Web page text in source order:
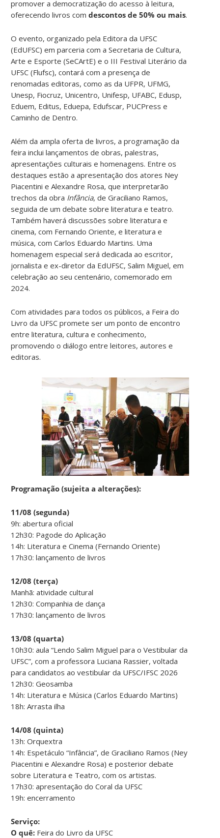
promover a democratização do acesso à leitura,
oferecendo livros comdescontos de 50% ou mais.
O evento, organizado pela Editora da UFSC
(EdUFSC) em parceria com a Secretaria de Cultura,
Arte e Esporte (SeCArtE) e o III Festival Literário da
UFSC (Flufsc), contará com a presença de
renomadas editoras, como as da UFPR, UFMG,
Unesp, Fiocruz, Unicentro, Unifesp, UFABC, Edusp,
Eduem, Editus, Eduepa, Edufscar, PUCPress e
Caminho de Dentro.
Além da ampla oferta de livros, a programação da
feira inclui lançamentos de obras, palestras,
apresentações culturais e homenagens. Entre os
destaques estão a apresentação dos atores Ney
Piacentini e Alexandre Rosa, que interpretarão
trechos da obra Infância, de Graciliano Ramos,
seguida de um debate sobre literatura e teatro.
Também haverá discussões sobre literatura e
cinema, com Fernando Oriente, e literatura e
música, com Carlos Eduardo Martins. Uma
homenagem especial será dedicada ao escritor,
jornalista e ex-diretor da EdUFSC, Salim Miguel, em
celebração ao seu centenário, comemorado em
2024.
Com atividades para todos os públicos, a Feira do
Livro da UFSC promete ser um ponto de encontro
entre literatura, cultura e conhecimento,
promovendo o diálogo entre leitores, autores e
editoras.
Programação (sujeita a alterações):
11/08 (segunda)
9h: abertura oficial
12h30: Pagode do Aplicação
14h: Literatura e Cinema (Fernando Oriente)
17h30: lançamento de livros
12/08 (terça)
Manhã: atividade cultural
12h30: Companhia de dança
17h30: lançamento de livros
13/08 (quarta)
10h30: aula “Lendo Salim Miguel para o Vestibular da
UFSC”, com a professora Luciana Rassier, voltada
para candidatos ao vestibular da UFSC/IFSC 2026
12h30: Geosamba
14h: Literatura e Música (Carlos Eduardo Martins)
18h: Arrasta ilha
14/08 (quinta)
13h: Orquextra
14h: Espetáculo “Infância”, de Graciliano Ramos (Ney
Piacentini e Alexandre Rosa) e posterior debate
sobre Literatura e Teatro, com os artistas.
17h30: apresentação do Coral da UFSC
19h: encerramento
Serviço:
O quê: Feira do Livro da UFSC